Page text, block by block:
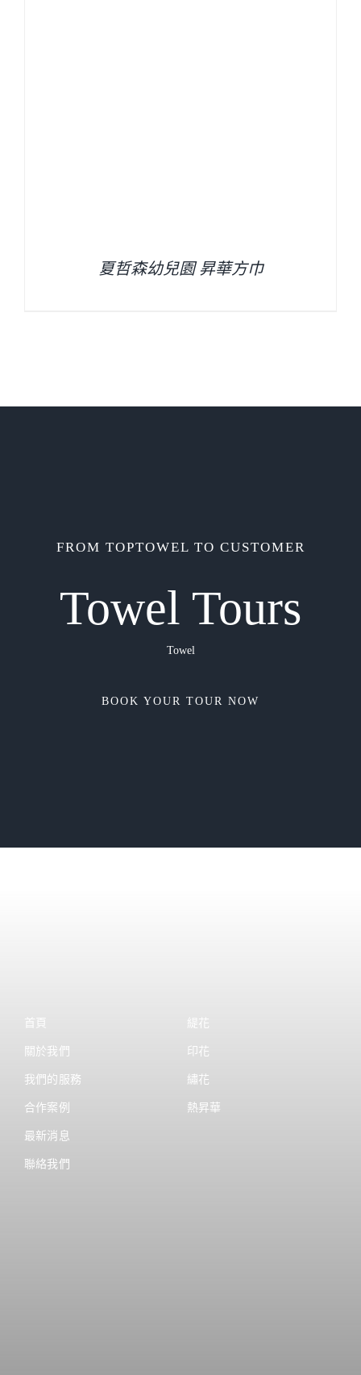
夏哲森幼兒園 昇華方巾
FROM TOPTOWEL TO CUSTOMER
Towel Tours
Towel
BOOK YOUR TOUR NOW
首頁
關於我們
我們的服務
合作案例
最新消息
聯絡我們
緹花
印花
繡花
熱昇華